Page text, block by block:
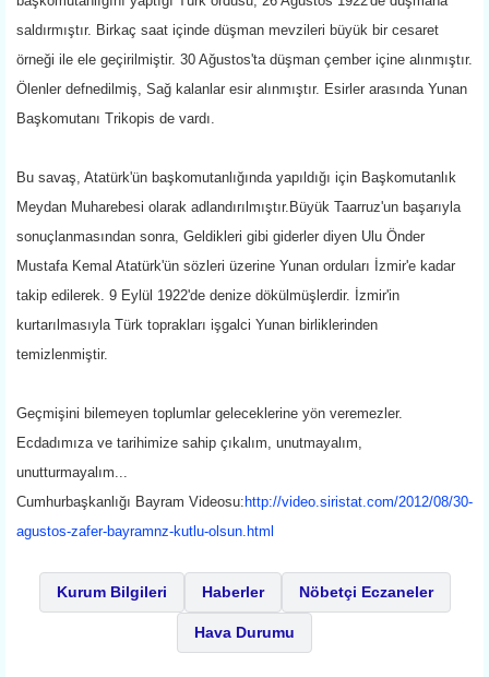
saldırmıştır. Birkaç saat içinde düşman mevzileri büyük bir cesaret
örneği ile ele geçirilmiştir. 30 Ağustos'ta düşman çember içine alınmıştır.
Ölenler defnedilmiş, Sağ kalanlar esir alınmıştır. Esirler arasında Yunan
Başkomutanı Trikopis de vardı.
Bu savaş, Atatürk'ün başkomutanlığında yapıldığı için Başkomutanlık
Meydan Muharebesi olarak adlandırılmıştır.Büyük Taarruz'un başarıyla
sonuçlanmasından sonra, Geldikleri gibi giderler diyen Ulu Önder
Mustafa Kemal Atatürk'ün sözleri üzerine Yunan orduları İzmir'e kadar
takip edilerek. 9 Eylül 1922'de denize dökülmüşlerdir. İzmir'in
kurtarılmasıyla Türk toprakları işgalci Yunan birliklerinden
temizlenmiştir.
Geçmişini bilemeyen toplumlar geleceklerine yön veremezler.
Ecdadımıza ve tarihimize sahip çıkalım, unutmayalım,
unutturmayalım...
Cumhurbaşkanlığı Bayram Videosu: http://video.siristat.com/2012/08/30-
agustos-zafer-bayramnz-kutlu-olsun.html
Kurum Bilgileri Haberler Nöbetçi Eczaneler
Hava Durumu